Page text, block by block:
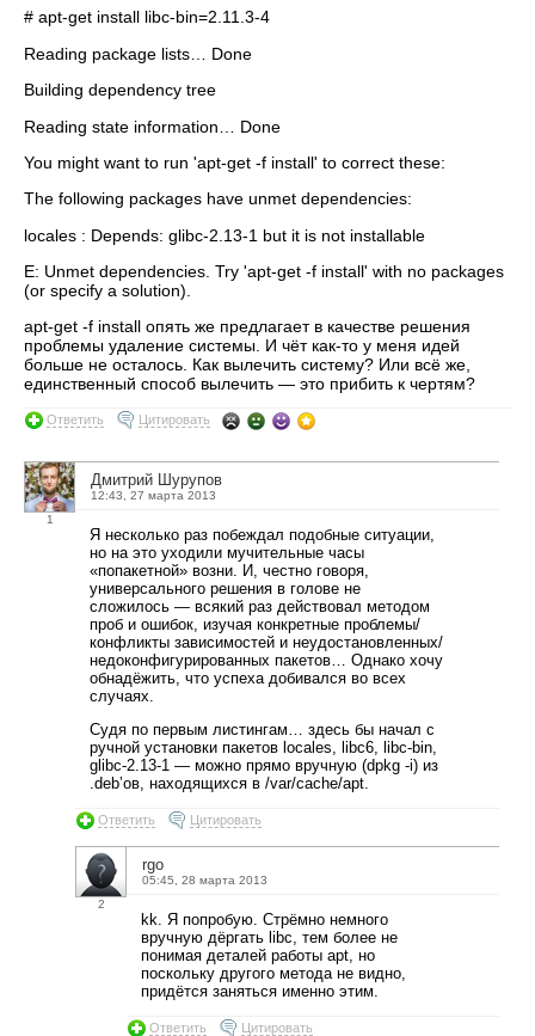
# apt-get install libc-bin=2.11.3-4
Reading package lists… Done
Building dependency tree
Reading state information… Done
You might want to run 'apt-get -f install' to correct these:
The following packages have unmet dependencies:
locales : Depends: glibc-2.13-1 but it is not installable
E: Unmet dependencies. Try 'apt-get -f install' with no packages
(or specify a solution).
apt-get -f install опять же предлагает в качестве решения
проблемы удаление системы. И чёт как-то у меня идей
больше не осталось. Как вылечить систему? Или всё же,
единственный способ вылечить — это прибить к чертям?
Ответить Цитировать
1
Дмитрий Шурупов
12:43, 27 марта 2013
Я несколько раз побеждал подобные ситуации,
но на это уходили мучительные часы
«попакетной» возни. И, честно говоря,
универсального решения в голове не
сложилось — всякий раз действовал методом
проб и ошибок, изучая конкретные проблемы/
конфликты зависимостей и неудостановленных/
недоконфигурированных пакетов… Однако хочу
обнадёжить, что успеха добивался во всех
случаях.
Судя по первым листингам… здесь бы начал с
ручной установки пакетов locales, libc6, libc-bin,
glibc-2.13-1 — можно прямо вручную (dpkg -i) из
.deb’ов, находящихся в /var/cache/apt.
Ответить Цитировать
2
rgo
05:45, 28 марта 2013
kk. Я попробую. Стрёмно немного
вручную дёргать libc, тем более не
понимая деталей работы apt, но
поскольку другого метода не видно,
придётся заняться именно этим.
Ответить Цитировать